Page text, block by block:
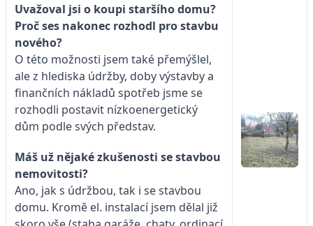
Uvažoval jsi o koupi staršího domu?
Proč ses nakonec rozhodl pro stavbu
nového?
O této možnosti jsem také přemýšlel,
ale z hlediska údržby, doby výstavby a
finančních nákladů spotřeb jsme se
rozhodli postavit nízkoenergetický
dům podle svých představ.
Máš už nějaké zkušenosti se stavbou
nemovitosti?
Ano, jak s údržbou, tak i se stavbou
domu. Kromě el. instalací jsem dělal již